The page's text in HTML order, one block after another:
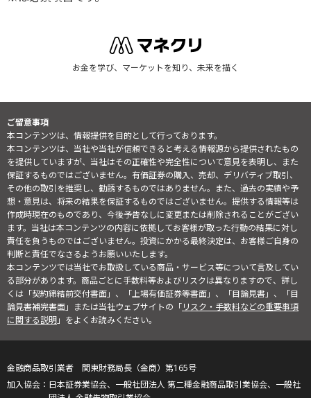
お金を学び、マーケットを知り、未来を描く
ご留意事項
本コンテンツは、情報提供を目的として行っております。
本コンテンツは、当社や当社が信頼できると考える情報源から提供されたもの
を提供していますが、当社はその正確性や完全性について意見を表明し、また
保証するものではございません。有価証券の購入、売却、デリバティブ取引、
その他の取引を推奨し、勧誘するものではありません。また、過去の実績や予
想・意見は、将来の結果を保証するものではございません。提供する情報等は
作成時現在のものであり、今後予告なしに変更または削除されることがござい
ます。当社は本コンテンツの内容に依拠してお客様が取った行動の結果に対し
責任を負うものではございません。投資にかかる最終決定は、お客様ご自身の
判断と責任でなさるようお願いいたします。
本コンテンツでは当社でお取扱している商品・サービス等について言及してい
る部分があります。商品ごとに手数料等およびリスクは異なりますので、詳し
くは「契約締結前交付書面」、「上場有価証券等書面」、「目論見書」、「目
論見書補完書面」または当社ウェブサイトの「リスク・手数料などの重要事項
に関する説明」をよくお読みください。
金融商品取引業者 関東財務局長（金商）第165号
日本証券業協会、一般社団法人 第二種金融商品取引業協会、一般社